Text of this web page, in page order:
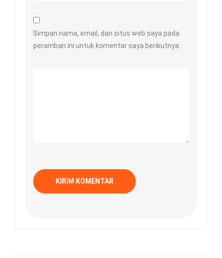
Simpan nama, email, dan situs web saya pada
peramban ini untuk komentar saya berikutnya.